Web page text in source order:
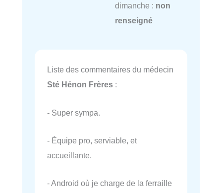
dimanche : non
renseigné
Liste des commentaires du médecin
Sté Hénon Frères :
- Super sympa.
- Équipe pro, serviable, et
accueillante.
- Android où je charge de la ferraille